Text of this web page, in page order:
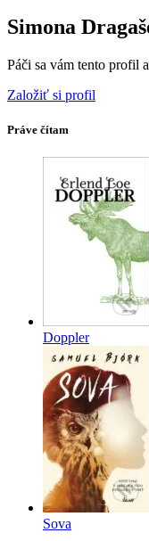
Simona
Páči sa vám tento profil
Založiť si profil
Práve čítam
Doppler
Sova